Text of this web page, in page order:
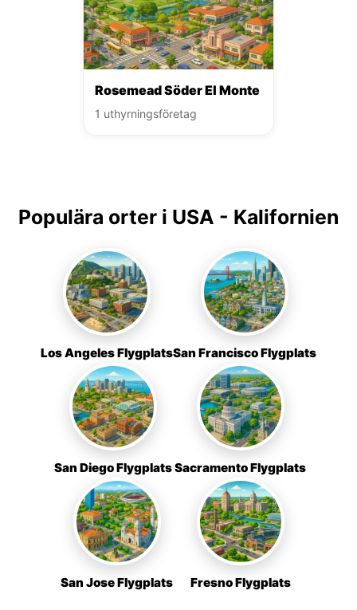
Rosemead Söder El Monte
1 uthyrningsföretag
Populära orter i USA - Kalifornien
Los Angeles FlygplatsSan Francisco Flygplats
San Diego FlygplatsSacramento Flygplats
San Jose Flygplats Fresno Flygplats